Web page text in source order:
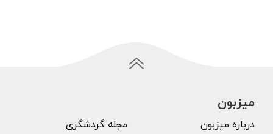
میزبون
درباره میزبون
مجله گردشگری